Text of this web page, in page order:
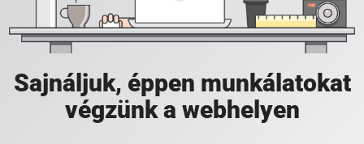
Sajnáljuk, éppen munkálatokat
végzünk a webhelyen